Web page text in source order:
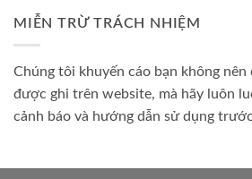
MIỄN TRỪ TRÁCH NHIỆM
Chúng tôi khuyến cáo bạn không
được ghi trên website, mà hãy luôn
cảnh báo và hướng dẫn sử dụng